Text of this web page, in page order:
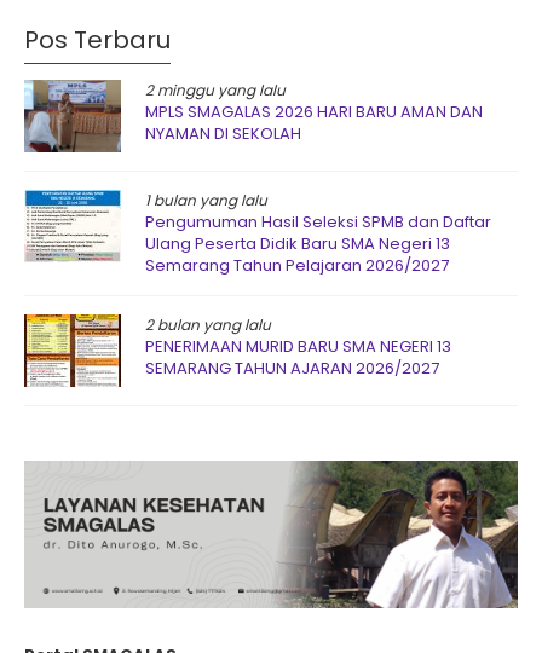
Pos Terbaru
2 minggu yang lalu
MPLS SMAGALAS 2026 HARI BARU AMAN DAN
NYAMAN DI SEKOLAH
1 bulan yang lalu
Pengumuman Hasil Seleksi SPMB dan Daftar
Ulang Peserta Didik Baru SMA Negeri 13
Semarang Tahun Pelajaran 2026/2027
2 bulan yang lalu
PENERIMAAN MURID BARU SMA NEGERI 13
SEMARANG TAHUN AJARAN 2026/2027